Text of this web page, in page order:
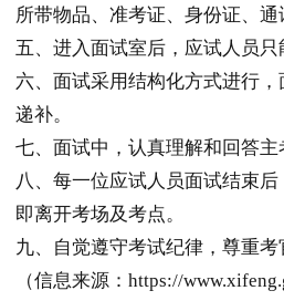
所带物品、准考证、身份证、
五、进入面试室后，应试人员
六、面试采用结构化方式进行
递补。
七、面试中，认真理解和回答
八、每一位应试人员面试结束
即离开考场及考点。
九、自觉遵守考试纪律，尊重
（信息来源：https://